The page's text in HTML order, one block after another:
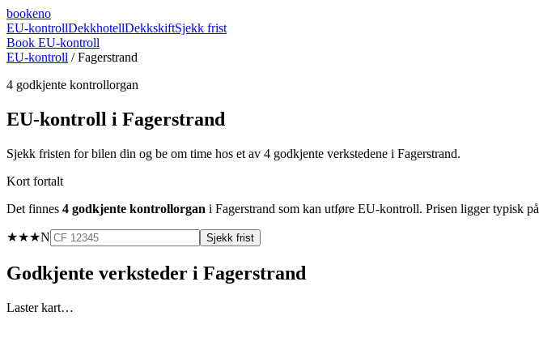
bookeno
EU-kontrollDekkhotellDekkskiftSjekk frist
Book EU-kontroll
EU-kontroll /Fagerstrand
4 godkjente kontrollorgan
EU-kontroll i Fagerstrand
Sjekk fristen for bilen din og be om time hos et av 4 godkjente verkstedene i Fagerstrand.
Kort fortalt
Det finnes 4 godkjente kontrollorgan i Fagerstrand som kan utføre EU-kontroll. Prisen ligger typisk på
★★★N Sjekk frist
Godkjente verksteder i Fagerstrand
Laster kart…